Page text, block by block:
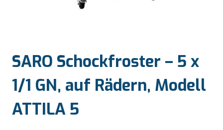
SARO Schockfroster – 5 x
1/1 GN, auf Rädern, Modell
ATTILA 5